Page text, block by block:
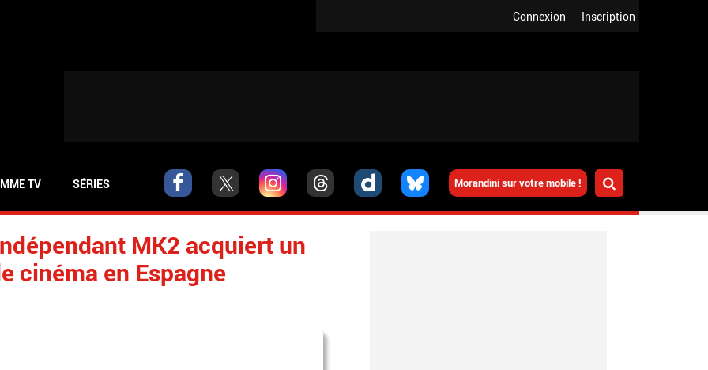
Inscription
Connexion
Morandini sur votre mobile !
TV SÉRIES
MK2 acquiert un
cinéma en Espagne